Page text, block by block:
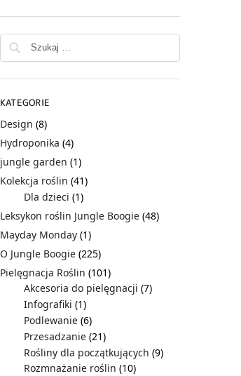
KATEGORIE
Design (8)
Hydroponika (4)
jungle garden (1)
Kolekcja roślin (41)
Dla dzieci (1)
Leksykon roślin Jungle Boogie(48)
Mayday Monday(1)
O Jungle Boogie(225)
Pielęgnacja Roślin (101)
Akcesoria do pielęgnacji (7)
Infografiki (1)
Podlewanie(6)
Przesadzanie(21)
Rośliny dla początkujących (9)
Rozmnażanie roślin (10)